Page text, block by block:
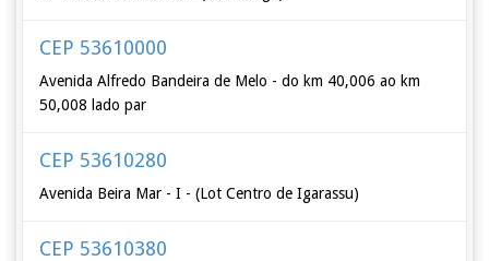
CEP 53610000
Avenida Alfredo Bandeira de Melo - do km 40,006 ao km
50,008 lado par
CEP 53610280
Avenida Beira Mar - I - (Lot Centro de Igarassu)
CEP 53610380